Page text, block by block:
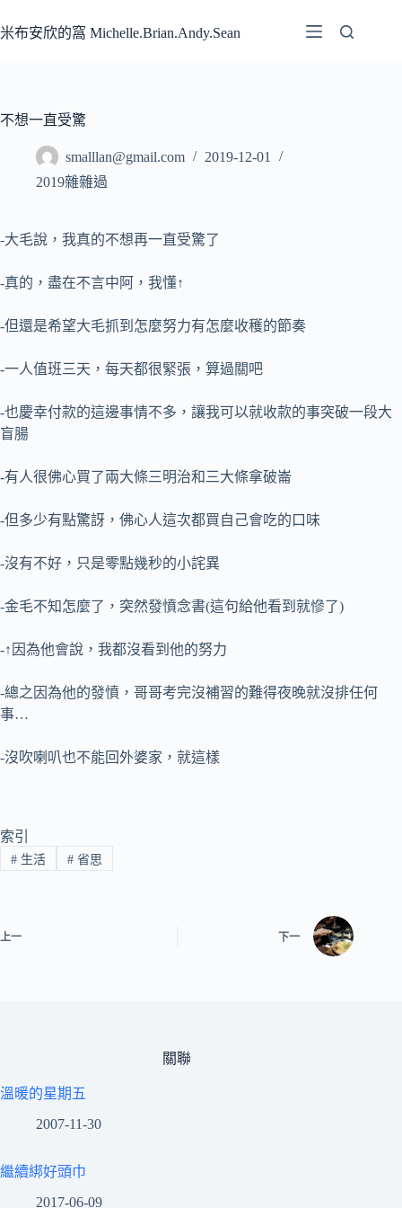
至
容
米布安欣的窩 Michelle.Brian.Andy.Sean
不想一直受驚
smalllan@gmail.com
2019-12-01
2019雜雜過
-大毛說，我真的不想再一直受驚了
-真的，盡在不言中阿，我懂↑
-但還是希望大毛抓到怎麼努力有怎麼收穫的節奏
-一人值班三天，每天都很緊張，算過關吧
-也慶幸付款的這邊事情不多，讓我可以就收款的事突破一段大
盲腸
-有人很佛心買了兩大條三明治和三大條拿破崙
-但多少有點驚訝，佛心人這次都買自己會吃的口味
-沒有不好，只是零點幾秒的小詫異
-金毛不知怎麼了，突然發憤念書(這句給他看到就慘了)
-↑因為他會說，我都沒看到他的努力
-總之因為他的發憤，哥哥考完沒補習的難得夜晚就沒排任何
事…
-沒吹喇叭也不能回外婆家，就這樣
索引
#生活 #省思
上一 下一
關聯
溫暖的星期五
2007-11-30
繼續綁好頭巾
2017-06-09